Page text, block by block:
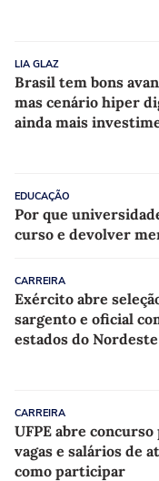
LIA GLAZ
Brasil tem bons
mas cenário hiper
ainda mais
EDUCAÇÃO
Por que
curso e devolver
CARREIRA
Exército abre
sargento e oficial
estados do Nordeste
CARREIRA
UFPE abre concurso
vagas e salários de
como participar